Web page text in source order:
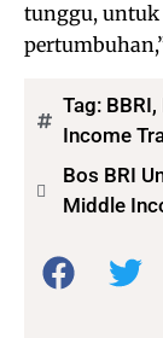
tunggu,
Tag: BBRI,
Income
Bos BRI
Middle
Bagikan: